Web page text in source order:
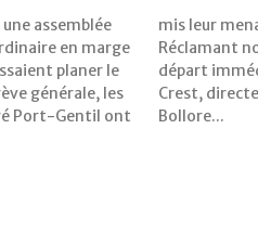
assemblée
en marge
planer le
générale, les
Port-Gentil ont
à exécution.
le «
» de Cyrille Du
d'agence
Bollore...